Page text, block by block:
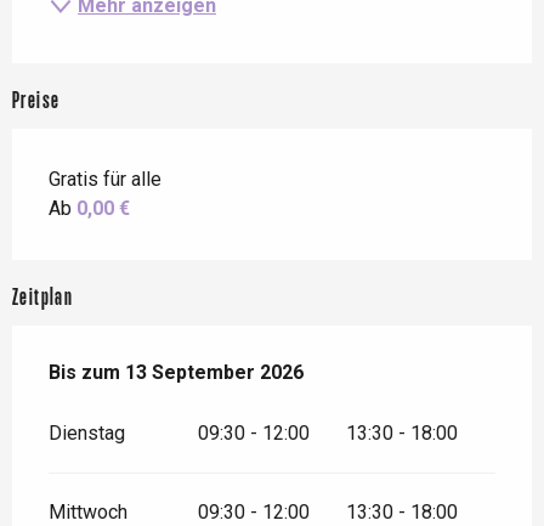
Mehr anzeigen
Preise
Gratis für alle
Ab 0,00 €
Zeitplan
vom27 Juni 2026bis zum13 September 2026
Bis zum 13 September 2026
Dienstag 09:30 - 12:00 13:30 - 18:00
Mittwoch 09:30 - 12:00 13:30 - 18:00